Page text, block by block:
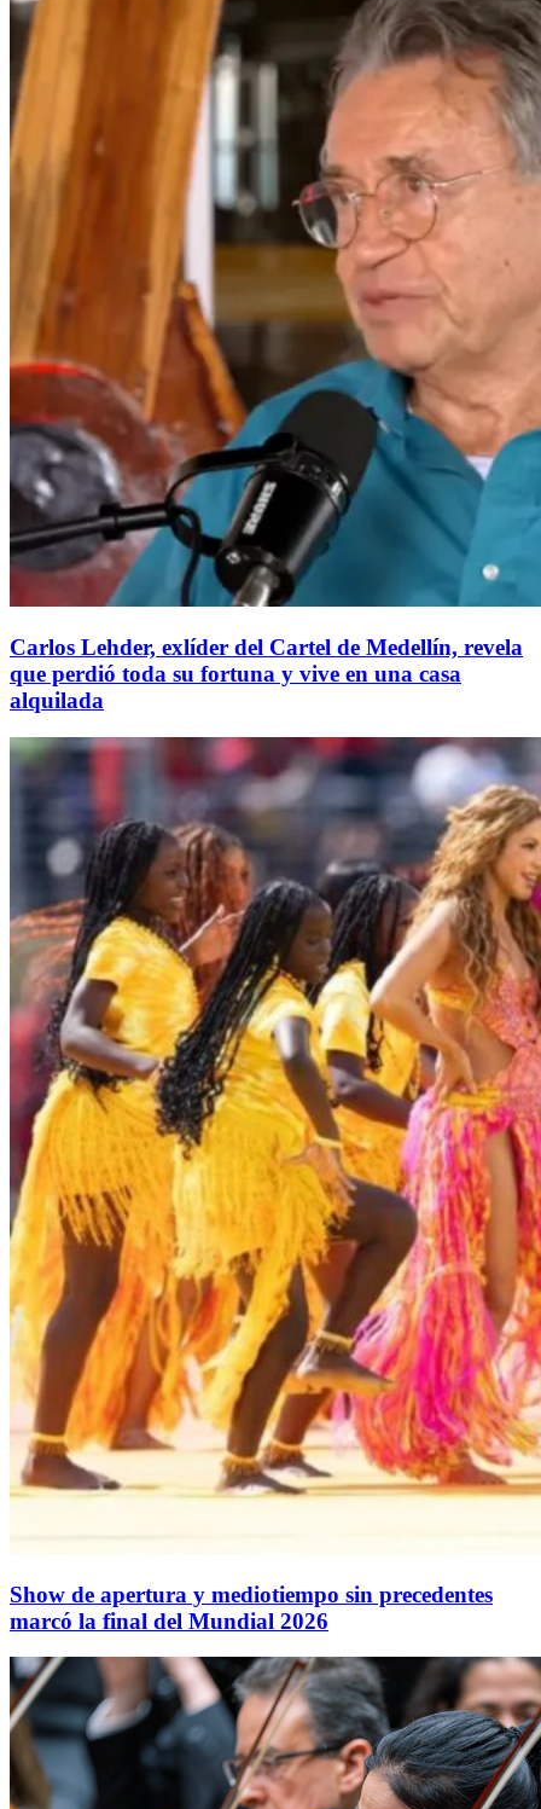
Carlos Lehder, exlíder del Cartel de Medellín, revela
que perdió toda su fortuna y vive en una casa
alquilada
Show de apertura y mediotiempo sin precedentes
marcó la final del Mundial 2026